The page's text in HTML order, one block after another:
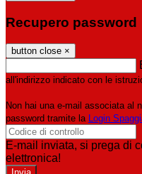
Recupero password
button close ×
all'indirizzo indicato con le
Non hai una e-mail associata al
password tramite la Login
E-mail inviata, si prega di
elettronica!